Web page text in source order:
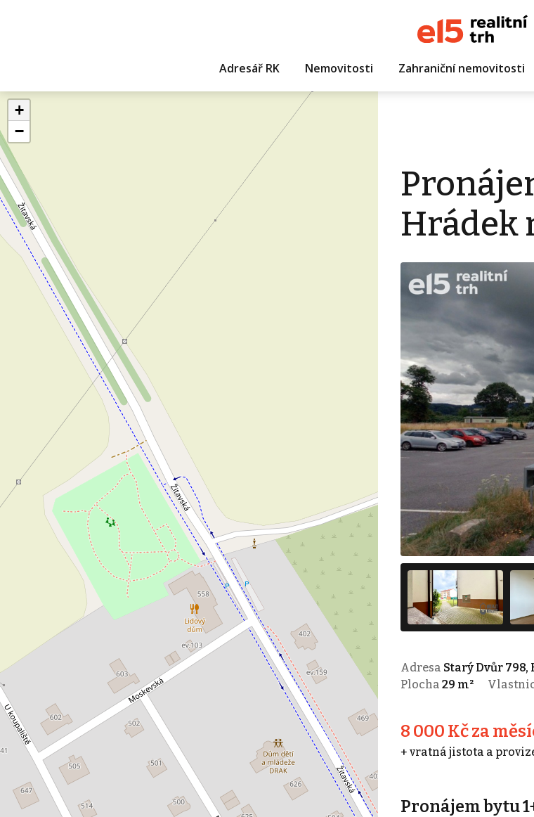
Adresář RK Nemovitosti Zahraniční nemovitosti
+
−
Hrádek
Adresa Starý Dvůr
Plocha 29 m²
8 000 Kč za
+ vratná jistota a
Pronájem bytu